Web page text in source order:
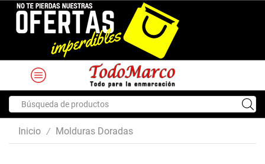
input
Inicio / Molduras Doradas